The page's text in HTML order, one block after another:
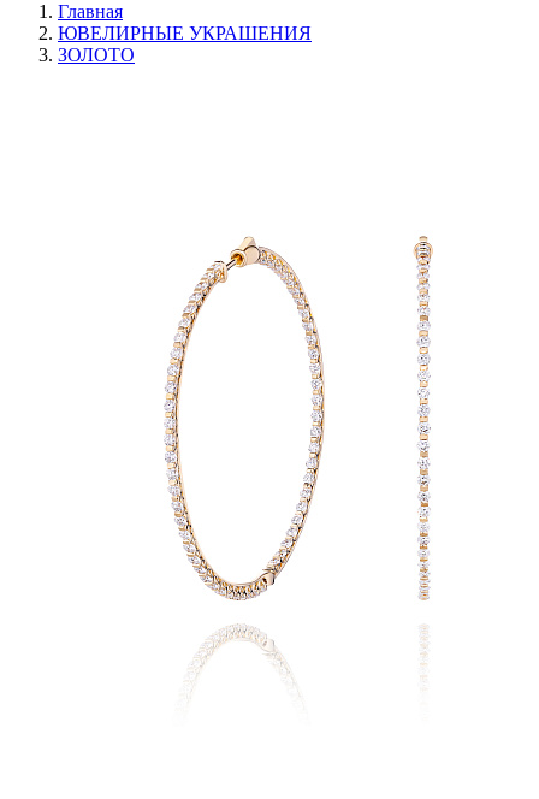
Главная
ЮВЕЛИРНЫЕ УКРАШЕНИЯ
ЗОЛОТО